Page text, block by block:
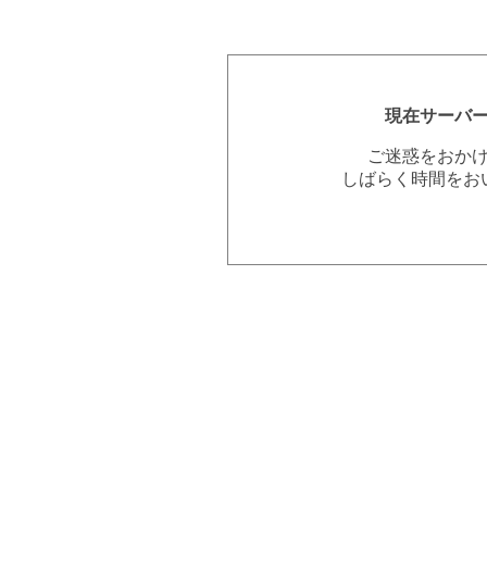
現在サーバ
ご迷惑をおか
しばらく時間を